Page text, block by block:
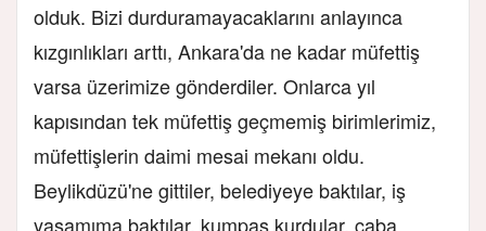
olduk. Bizi durduramayacaklarını anlayınca
kızgınlıkları arttı, Ankara'da ne kadar müfettiş
varsa üzerimize gönderdiler. Onlarca yıl
kapısından tek müfettiş geçmemiş birimlerimiz,
müfettişlerin daimi mesai mekanı oldu.
Beylikdüzü'ne gittiler, belediyeye baktılar, iş
yaşamıma baktılar, kumpas kurdular, çaba